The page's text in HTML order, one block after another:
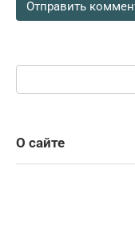
Поиск:
О сайте